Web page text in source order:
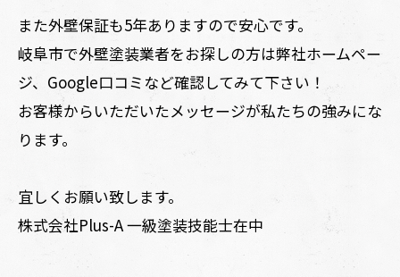
また外壁保証も5年ありますので安心です。
岐阜市で外壁塗装業者をお探しの方は弊社ホームペー
ジ、Google口コミなど確認してみて下さい！
お客様からいただいたメッセージが私たちの強みにな
ります。
宜しくお願い致します。
株式会社Plus-A 一級塗装技能士在中